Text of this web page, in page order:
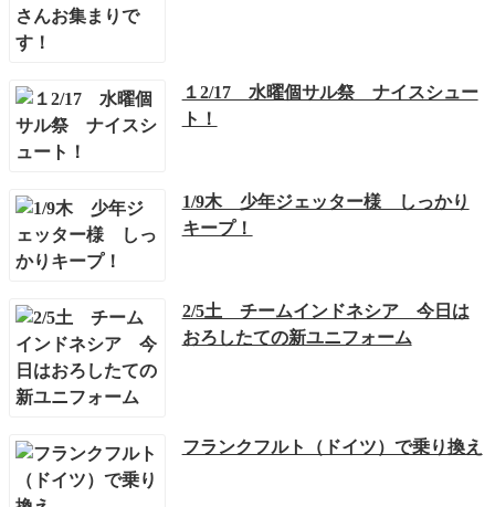
１2/17 水曜個サル祭 ナイスシュー
ト！
1/9木 少年ジェッター様 しっかり
キープ！
2/5土 チームインドネシア 今日は
おろしたての新ユニフォーム
フランクフルト（ドイツ）で乗り換え